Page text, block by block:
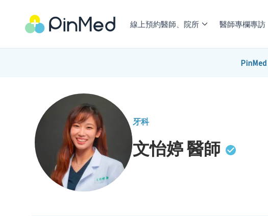
線上預約醫師、院所 醫師專欄專訪
牙科
文怡婷醫師